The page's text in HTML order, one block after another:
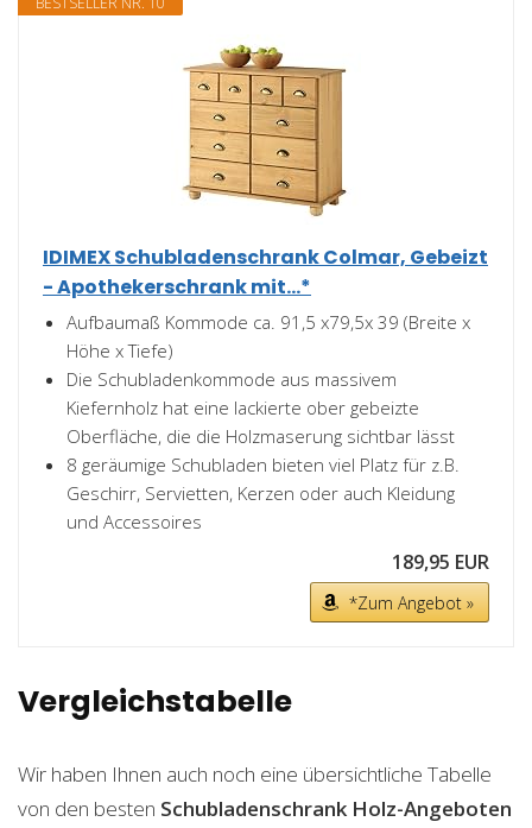
IDIMEX Schubladenschrank Colmar, Gebeizt
- Apothekerschrank mit...*
Aufbaumaß Kommode ca. 91,5 x79,5x 39 (Breite x
Höhe x Tiefe)
Die Schubladenkommode aus massivem
Kiefernholz hat eine lackierte ober gebeizte
Oberfläche, die die Holzmaserung sichtbar lässt
8 geräumige Schubladen bieten viel Platz für z.B.
Geschirr, Servietten, Kerzen oder auch Kleidung
und Accessoires
189,95 EUR
*Zum Angebot »
Vergleichstabelle
Wir haben Ihnen auch noch eine übersichtliche Tabelle
von den besten Schubladenschrank Holz-Angeboten